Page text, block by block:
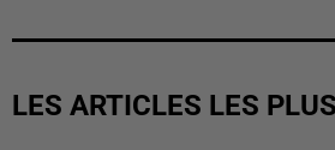
LES ARTICLES LES